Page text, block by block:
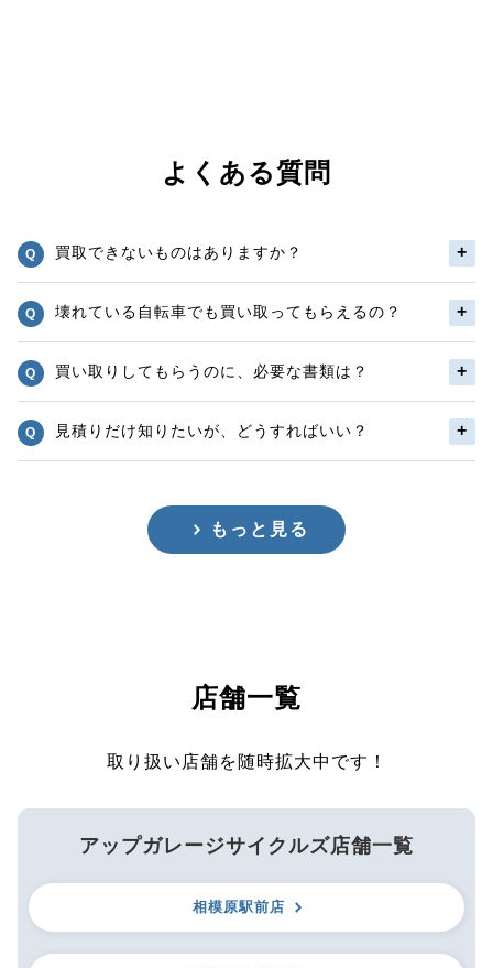
よくある質問
買取できないものはありますか？
壊れている自転車でも買い取ってもらえるの？
買い取りしてもらうのに、必要な書類は？
見積りだけ知りたいが、どうすればいい？
もっと見る
店舗一覧
取り扱い店舗を随時拡大中です！
アップガレージサイクルズ店舗一覧
相模原駅前店